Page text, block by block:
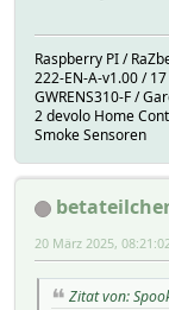
Raspberry PI /
222-EN-A-v1.00 /
GWRENS310-F /
2 devolo Home
Smoke Sensoren
20 März 2025,
Zitat von: